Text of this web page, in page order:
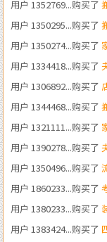
用户 1350274...购买了
用户 1334418...购买了
用户 1306892...购买了
用户 1344468...购买了
用户 1321111...购买了
用户 1390278...购买了
用户 1350496...购买了
用户 1860233...购买了
用户 1380233...购买了
用户 1383424...购买了
用户 1331323...购买了
用户 1375058...购买了